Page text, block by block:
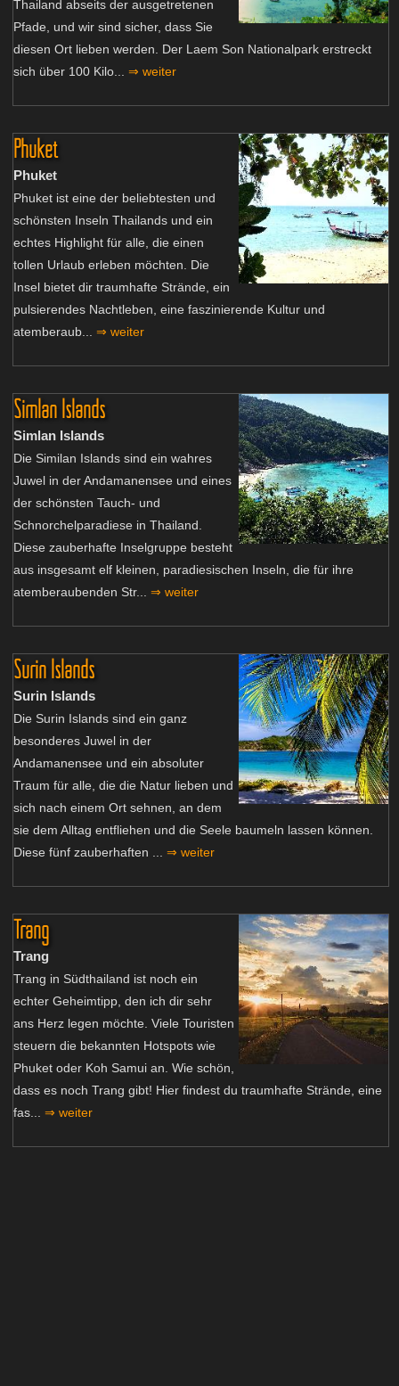
Thailand abseits der ausgetretenen
Pfade, und wir sind sicher, dass Sie
diesen Ort lieben werden. Der Laem Son Nationalpark erstreckt
sich über 100 Kilo... ⇒ weiter
Phuket
Phuket
Phuket ist eine der beliebtesten und
schönsten Inseln Thailands und ein
echtes Highlight für alle, die einen
tollen Urlaub erleben möchten. Die
Insel bietet dir traumhafte Strände, ein
pulsierendes Nachtleben, eine faszinierende Kultur und
atemberaub... ⇒ weiter
Simlan Islands
Simlan Islands
Die Similan Islands sind ein wahres
Juwel in der Andamanensee und eines
der schönsten Tauch- und
Schnorchelparadiese in Thailand.
Diese zauberhafte Inselgruppe besteht
aus insgesamt elf kleinen, paradiesischen Inseln, die für ihre
atemberaubenden Str... ⇒ weiter
Surin Islands
Surin Islands
Die Surin Islands sind ein ganz
besonderes Juwel in der
Andamanensee und ein absoluter
Traum für alle, die die Natur lieben und
sich nach einem Ort sehnen, an dem
sie dem Alltag entfliehen und die Seele baumeln lassen können.
Diese fünf zauberhaften ... ⇒ weiter
Trang
Trang
Trang in Südthailand ist noch ein
echter Geheimtipp, den ich dir sehr
ans Herz legen möchte. Viele Touristen
steuern die bekannten Hotspots wie
Phuket oder Koh Samui an. Wie schön,
dass es noch Trang gibt! Hier findest du traumhafte Strände, eine
fas... ⇒ weiter